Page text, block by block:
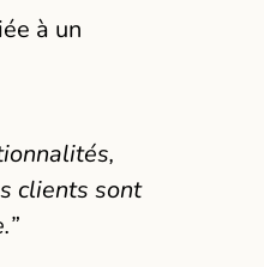
à un
clients sont